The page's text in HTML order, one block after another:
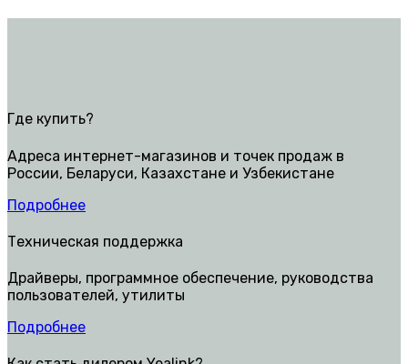
Где купить?
Адреса интернет-магазинов и точек продаж в
России, Беларуси, Казахстане и Узбекистане
Подробнее
Техническая поддержка
Драйверы, программное обеспечение, руководства
пользователей, утилиты
Подробнее